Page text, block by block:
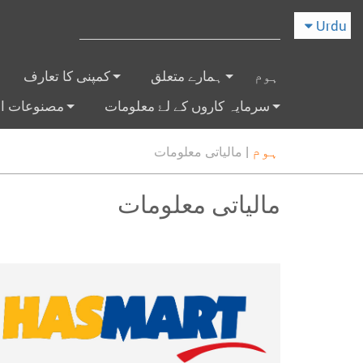
Urdu
ہوم ہمارے متعلق کمپنی کا تعارف
سرمایہ کاروں کے لۓ معلومات مصنوعات
ہوم | مالیاتی معلومات
مالیاتی معلومات